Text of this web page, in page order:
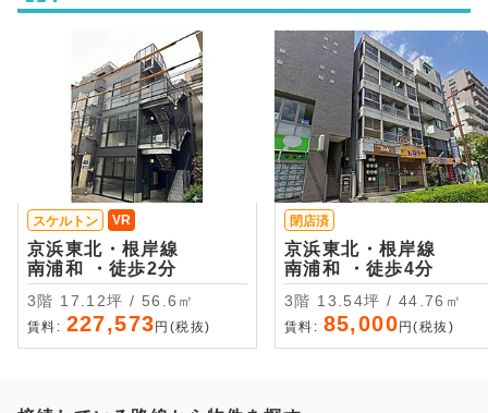
スケルトン VR
京浜東北・根岸線
南浦和 ・徒歩2分
3階 17.12坪 / 56.6㎡
賃料: 227,573 円(税抜)
閉店済
京浜東北・根岸線
南浦和 ・徒歩4分
3階 13.54坪 / 44.76㎡
賃料: 85,000 円(税抜)